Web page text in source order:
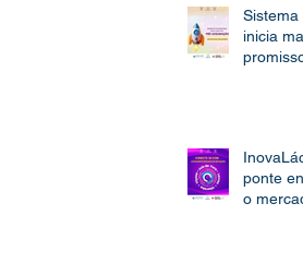
Sistema
inicia
ponte
o